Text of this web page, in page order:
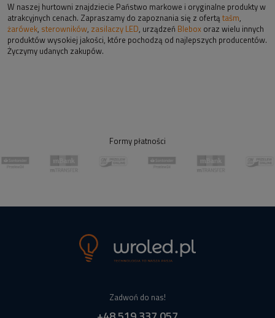
W naszej hurtowni znajdziecie Państwo markowe i oryginalne produkty w
atrakcyjnych cenach. Zapraszamy do zapoznania się z ofertą taśm,
żarówek, sterowników, zasilaczy LED, urządzeń Blebox oraz wielu innych
produktów wysokiej jakości, które pochodzą od najlepszych producentów.
Życzymy udanych zakupów.
Formy płatności
Zadwoń do nas!